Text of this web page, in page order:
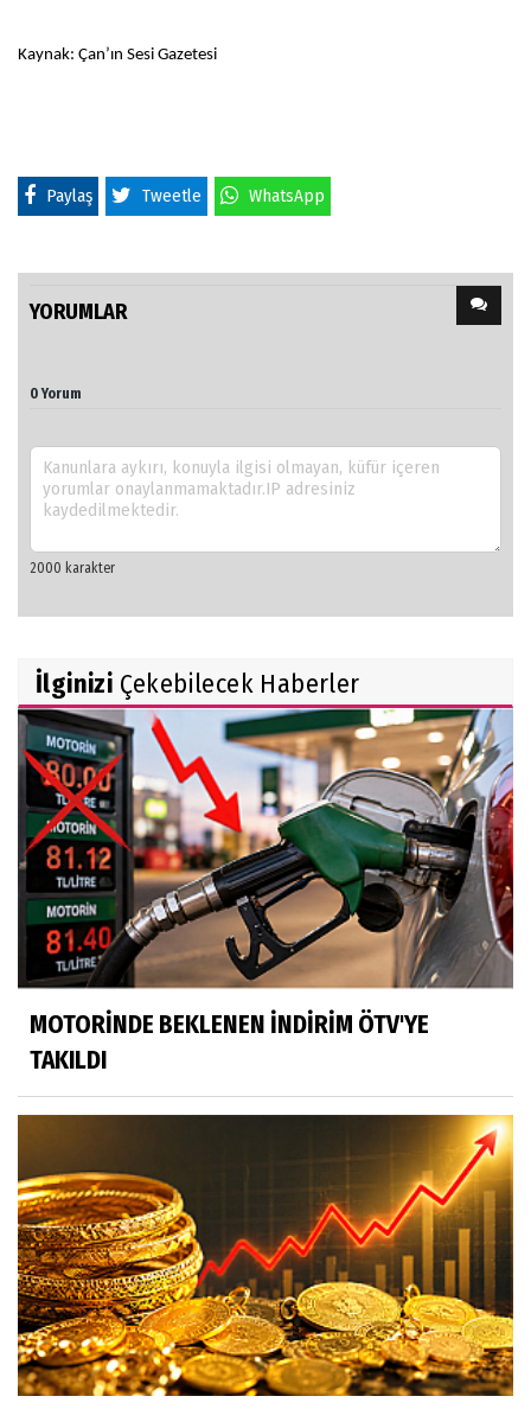
Kaynak: Çan’ın Sesi Gazetesi
Paylaş Tweetle WhatsApp
YORUMLAR
0 Yorum
İlginizi Çekebilecek Haberler
MOTORİNDE BEKLENEN İNDİRİM ÖTV'YE
TAKILDI